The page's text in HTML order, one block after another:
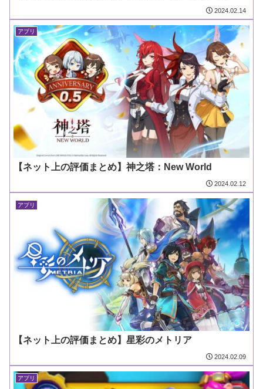
2024.02.14
アプリ
【ネット上の評価まとめ】神之塔：New World
2024.02.12
アプリ
【ネット上の評価まとめ】星彩のメトリア
2024.02.09
アプリ